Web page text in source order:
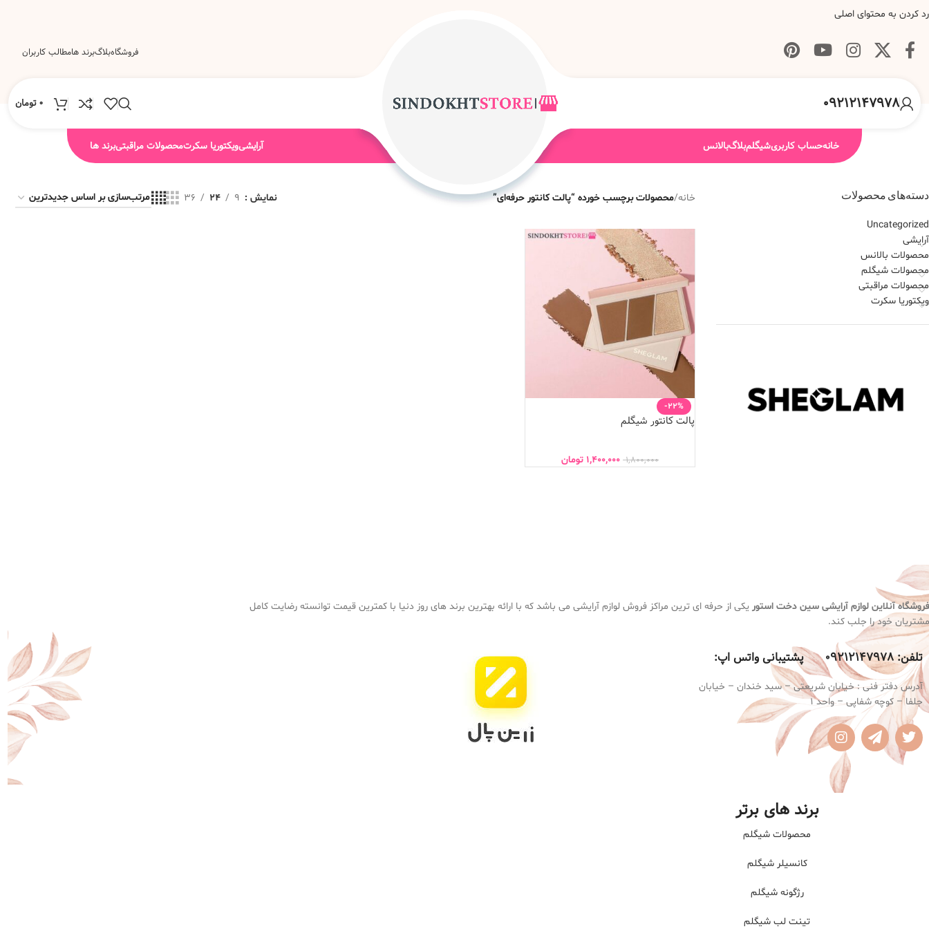
رد کردن به محتوای اصلی
فروشگاهبلاگبرند هامطالب کاربران
09212147978
0 تومان
خانهحساب کاربریشیگلمبلاگبالانس آرایشیویکتوریا سکرتمحصولات مراقبتیبرند ها
دسته‌های محصولات
Uncategorized
آرایشی
محصولات بالانس
محصولات شیگلم
محصولات مراقبتی
ویکتوریا سکرت
خانه/محصولات برچسب خورده “پالت کانتور حرفه‌ای” نمایش 9
24
36
-22%
پالت کانتور شیگلم
1,800,000
1,400,000 تومان
فروشگاه آنلاین لوازم آرایشی سین دخت استور یکی از حرفه ای ترین مراکز فروش لوازم آرایشی می باشد که با ارائه بهترین برند های روز دنیا با کمترین قیمت توانسته رضایت کامل
مشتریان خود را جلب کند.
تلفن: 09212147978 پشتیبانی واتس اپ:
آدرس دفتر فنی : خیابان شریعتی – سید خندان – خیابان
جلفا – کوچه شفاپی – واحد 1
برند های برتر
محصولات شیگلم
کانسیلر شیگلم
رژگونه شیگلم
تینت لب شیگلم